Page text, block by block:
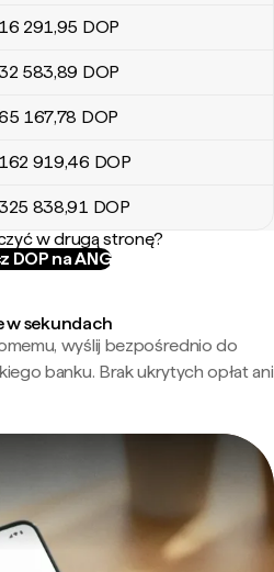
16 291,95 DOP
583,89 DOP
167,78 DOP
162 919,46 DOP
838,91 DOP
w drugą stronę?
DOP na ANG
w sekundach
wyślij bezpośrednio do
banku. Brak ukrytych opłat ani